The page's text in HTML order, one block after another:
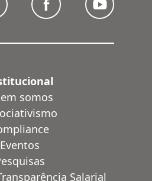
somos
Eventos
Salarial